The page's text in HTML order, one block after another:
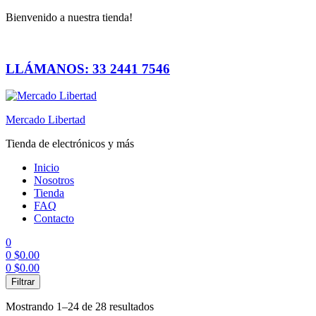
Bienvenido a nuestra tienda!
LLÁMANOS: 33 2441 7546
Mercado Libertad
Tienda de electrónicos y más
Inicio
Nosotros
Tienda
FAQ
Contacto
0
0 $0.00
0 $0.00
Menú
Filtrar
Mostrando 1–24 de 28 resultados